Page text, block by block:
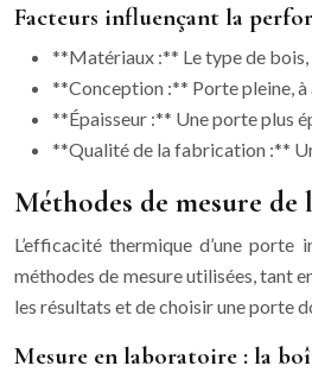
Facteurs influençant la
**Matériaux :** Le type de bois,
**Conception :** Porte pleine, à
**Épaisseur :** Une porte plus
**Qualité de la fabrication :**
Méthodes de mesure
L’efficacité thermique d’une
méthodes de mesure utilisées, tant
les résultats et de choisir une porte
Mesure en laboratoire : la